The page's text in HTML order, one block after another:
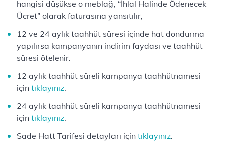
hangisi düşükse o meblağ, “İhlal Halinde Ödenecek
Ücret” olarak faturasına yansıtılır,
12 ve 24 aylık taahhüt süresi içinde hat dondurma
yapılırsa kampanyanın indirim faydası ve taahhüt
süresi ötelenir.
12 aylık taahhüt süreli kampanya taahhütnamesi
için tıklayınız.​​​​​​​​​​​
24 aylık taahhüt süreli kampanya taahhütnamesi
için tıklayınız.​​​​​​​​​​​
Sade Hatt Tarifesi detayları için tıklayınız.​​​​​​​​​​​